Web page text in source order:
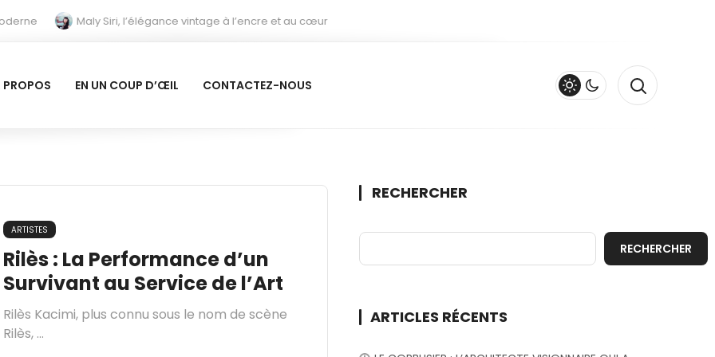
Maly Siri, l’élégance vintage à l’encre et au cœur
2025 à tous les passionnés d’art et de culture !
PROPOS EN UN COUP D’ŒIL CONTACTEZ-NOUS
ARTISTES
Rilès : La Performance d’un
Survivant au Service de l’Art
Rilès Kacimi, plus connu sous le nom de scène
Rilès, ...
RECHERCHER
RECHERCHER
ARTICLES RÉCENTS